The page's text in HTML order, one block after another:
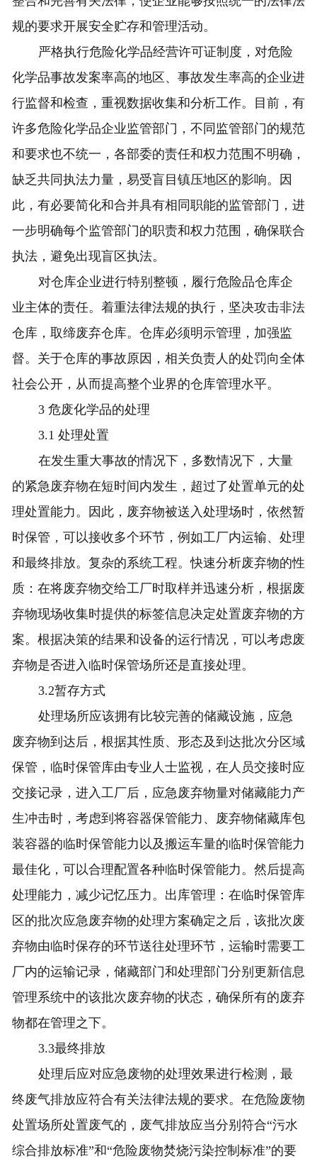
规的要求开展安全贮存和管理活动。
严格执行危险化学品经营许可证制度，对危险
化学品事故发案率高的地区、事故发生率高的企业进
行监督和检查，重视数据收集和分析工作。目前，有
许多危险化学品企业监管部门，不同监管部门的规范
和要求也不统一，各部委的责任和权力范围不明确，
缺乏共同执法力量，易受盲目镇压地区的影响。因
此，有必要简化和合并具有相同职能的监管部门，进
一步明确每个监管部门的职责和权力范围，确保联合
执法，避免出现盲区执法。
对仓库企业进行特别整顿，履行危险品仓库企
业主体的责任。着重法律法规的执行，坚决攻击非法
仓库，取缔废弃仓库。仓库必须明示管理，加强监
督。关于仓库的事故原因，相关负责人的处罚向全体
社会公开，从而提高整个业界的仓库管理水平。
3 危废化学品的处理
3.1 处理处置
在发生重大事故的情况下，多数情况下，大量
的紧急废弃物在短时间内发生，超过了处置单元的处
理处置能力。因此，废弃物被送入处理场时，依然暂
时保管，可以接收多个环节，例如工厂内运输、处理
和最终排放。复杂的系统工程。快速分析废弃物的性
质：在将废弃物交给工厂时取样并迅速分析，根据废
弃物现场收集时提供的标签信息决定处置废弃物的方
案。根据决策的结果和设备的运行情况，可以考虑废
弃物是否进入临时保管场所还是直接处理。
3.2暂存方式
处理场所应该拥有比较完善的储藏设施，应急
废弃物到达后，根据其性质、形态及到达批次分区域
保管，临时保管库由专业人士监视，在人员交接时应
交接记录，进入工厂后，应急废弃物量对储藏能力产
生冲击时，考虑到将容器保管能力、废弃物储藏库包
装容器的临时保管能力以及搬运车量的临时保管能力
最佳化，可以合理配置各种临时保管能力。然后提高
处理能力，减少记忆压力。出库管理：在临时保管库
区的批次应急废弃物的处理方案确定之后，该批次废
弃物由临时保存的环节送往处理环节，运输时需要工
厂内的运输记录，储藏部门和处理部门分别更新信息
管理系统中的该批次废弃物的状态，确保所有的废弃
物都在管理之下。
3.3最终排放
处理后应对应急废物的处理效果进行检测，最
终废气排放应符合有关法律法规的要求。在危险废物
处置场所处置废气的，废气排放应当分别符合“污水
综合排放标准”和“危险废物焚烧污染控制标准”的要